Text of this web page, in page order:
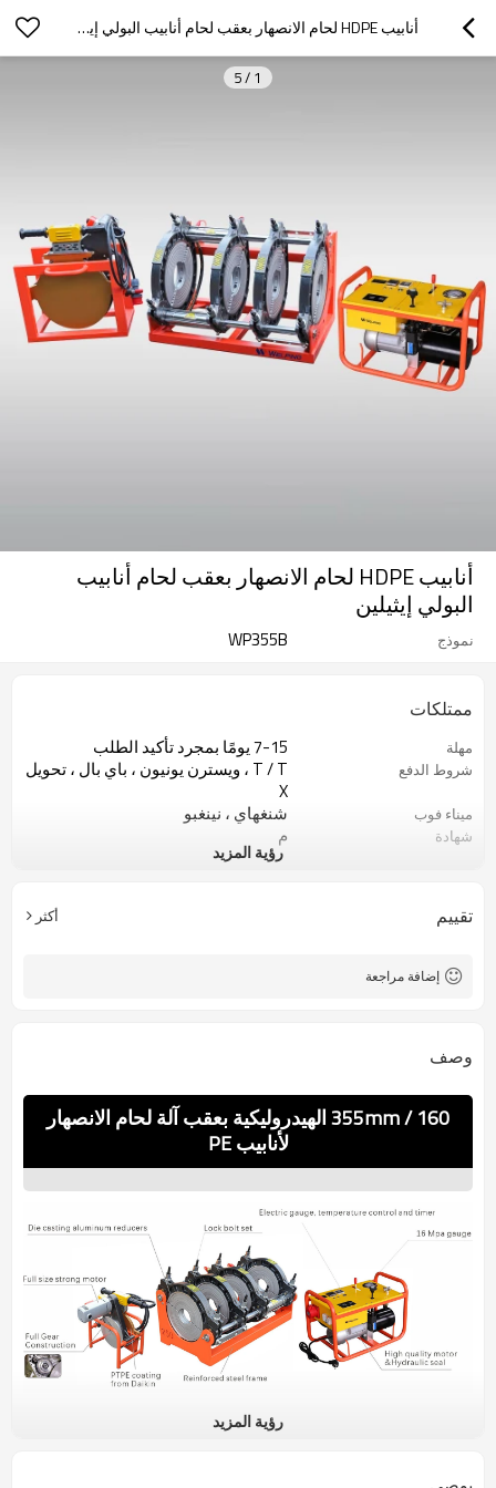
أنابيب HDPE لحام الانصهار بعقب لحام أنابيب البولي إيثيلين
1
/
5
أنابيب HDPE لحام الانصهار بعقب لحام أنابيب
البولي إيثيلين
نموذج WP355B
ممتلكات
مهلة 7-15 يومًا بمجرد تأكيد الطلب
شروط الدفع
T / T ، ويسترن يونيون ، باي بال ، تحويل
X
ميناء فوب شنغهاي ، نينغبو
شهادة م
1 مجموعة
رؤية المزيد
تقييم أكثر
إضافة مراجعة
وصف
160 / 355mm الهيدروليكية بعقب آلة لحام الانصهار
لأنابيب PE
رؤية المزيد